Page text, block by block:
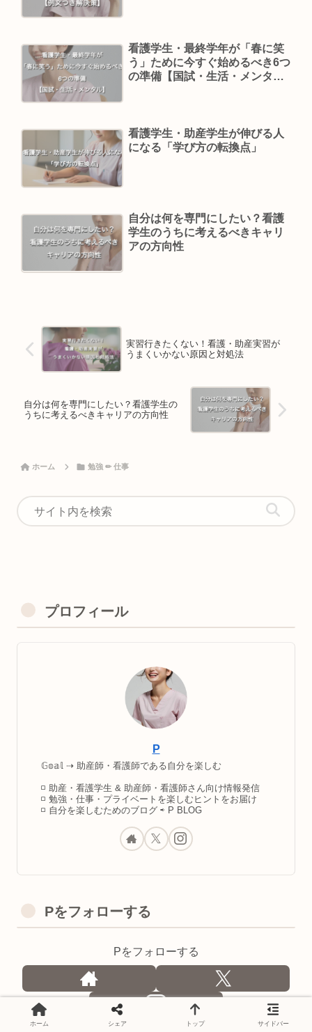
看護学生・最終学年が「春に笑
う」ために今すぐ始めるべき6つ
の準備【国試・生活・メンタ
看護学生・助産学生が伸びる人
になる「学び方の転換点」
自分は何を専門にしたい？看護
学生のうちに考えるべきキャリ
アの方向性
実習行きたくない！看護・助産実習が
うまくいかない原因と対処法
自分は何を専門にしたい？看護学生の
うちに考えるべきキャリアの方向性
ホーム 勉強 ✏︎ 仕事
プロフィール
P
𝔾𝕠𝕒𝕝 ⇢ 助産師・看護師である自分を楽しむ
◽️ 助産・看護学生 & 助産師・看護師さん向け情報発信
◽️ 勉強・仕事・プライベートを楽しむヒントをお届け
◽️ 自分を楽しむためのブログ ⇨ P BLOG
Pをフォローする
Pをフォローする
ホーム シェア トップ サイドバー